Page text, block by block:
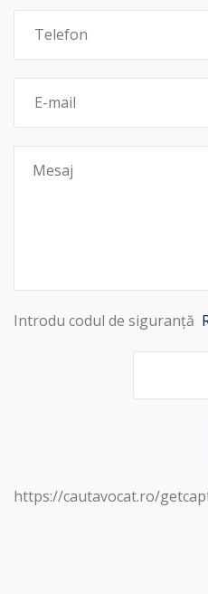
Introdu codul de siguranță
https://cautavocat.ro/